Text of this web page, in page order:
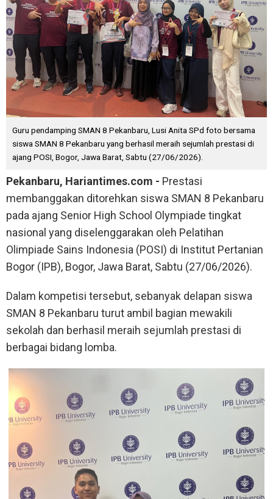
Guru pendamping SMAN 8 Pekanbaru, Lusi Anita SPd foto bersama
siswa SMAN 8 Pekanbaru yang berhasil meraih sejumlah prestasi di
ajang POSI, Bogor, Jawa Barat, Sabtu (27/06/2026).
Pekanbaru, Hariantimes.com - Prestasi
membanggakan ditorehkan siswa SMAN 8 Pekanbaru
pada ajang Senior High School Olympiade tingkat
nasional yang diselenggarakan oleh Pelatihan
Olimpiade Sains Indonesia (POSI) di Institut Pertanian
Bogor (IPB), Bogor, Jawa Barat, Sabtu (27/06/2026).
Dalam kompetisi tersebut, sebanyak delapan siswa
SMAN 8 Pekanbaru turut ambil bagian mewakili
sekolah dan berhasil meraih sejumlah prestasi di
berbagai bidang lomba.